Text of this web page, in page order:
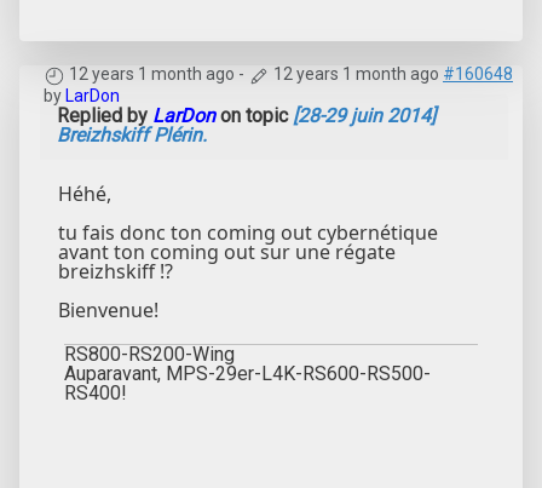
12 years 1 month ago - 12 years 1 month ago #160648
by LarDon
Replied by LarDonon topic [28-29 juin 2014]
Breizhskiff Plérin.
Héhé,
tu fais donc ton coming out cybernétique
avant ton coming out sur une régate
breizhskiff !?
Bienvenue!
RS800-RS200-Wing
Auparavant, MPS-29er-L4K-RS600-RS500-
RS400!